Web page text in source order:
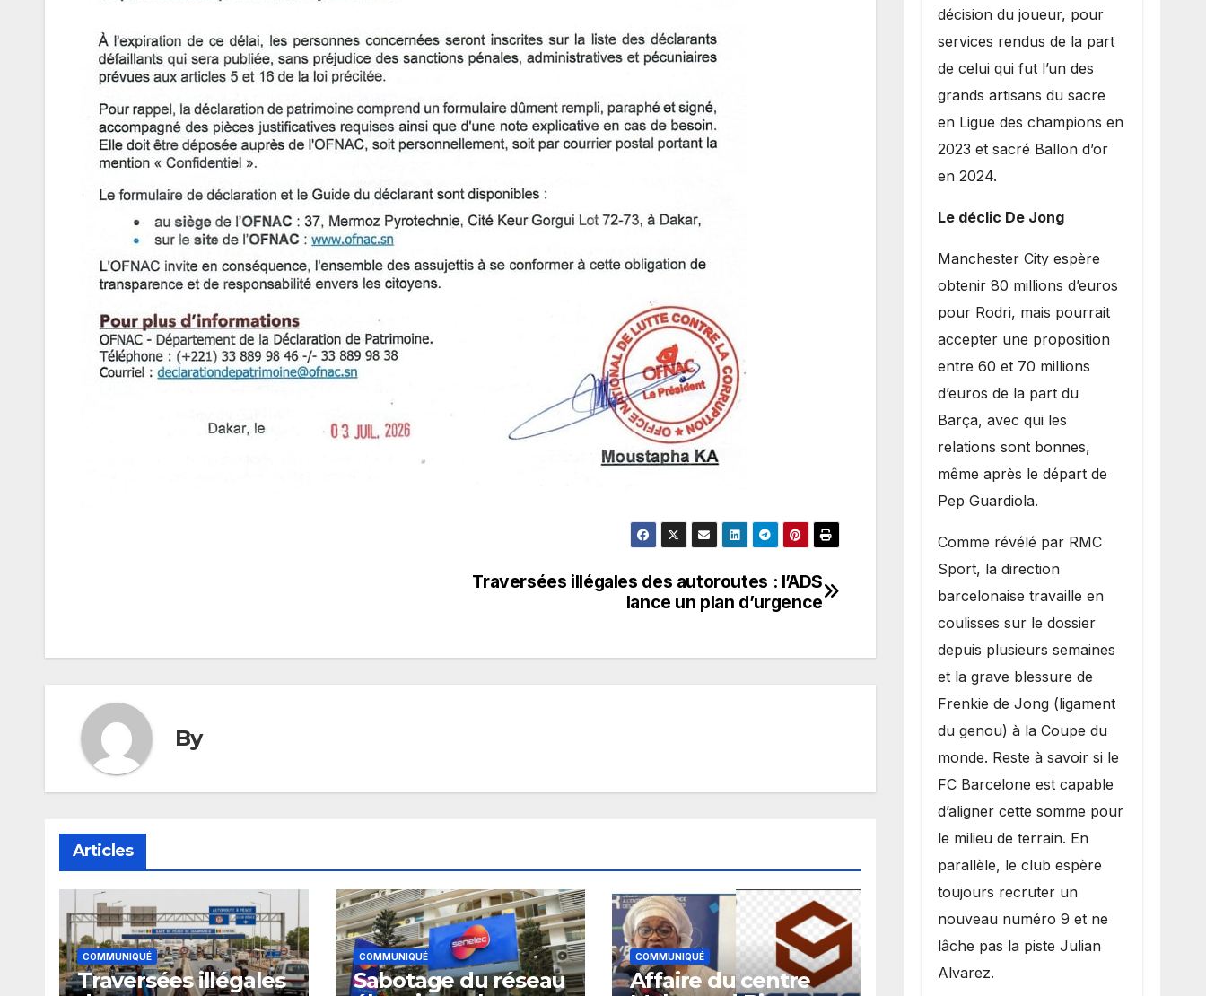
l’article
Traversées illégales des autoroutes : l’ADS
lance un plan d’urgence
By
Articles
COMMUNIQUÉ
Traversées illégales
COMMUNIQUÉ
Sabotage du réseau
COMMUNIQUÉ
Affaire du centre
décision du joueur, pour
services rendus de la part
de celui qui fut l’un des
grands artisans du sacre
en Ligue des champions en
2023 et sacré Ballon d’or
en 2024.
Le déclic De Jong
​Manchester City espère
obtenir 80 millions d’euros
pour Rodri, mais pourrait
accepter une proposition
entre 60 et 70 millions
d’euros de la part du
Barça, avec qui les
relations sont bonnes,
même après le départ de
Pep Guardiola.
​Comme révélé par RMC
Sport, la direction
barcelonaise travaille en
coulisses sur le dossier
depuis plusieurs semaines
et la grave blessure de
Frenkie de Jong (ligament
du genou) à la Coupe du
monde. Reste à savoir si le
FC Barcelone est capable
d’aligner cette somme pour
le milieu de terrain. En
parallèle, le club espère
toujours recruter un
nouveau numéro 9 et ne
lâche pas la piste Julian
Alvarez.